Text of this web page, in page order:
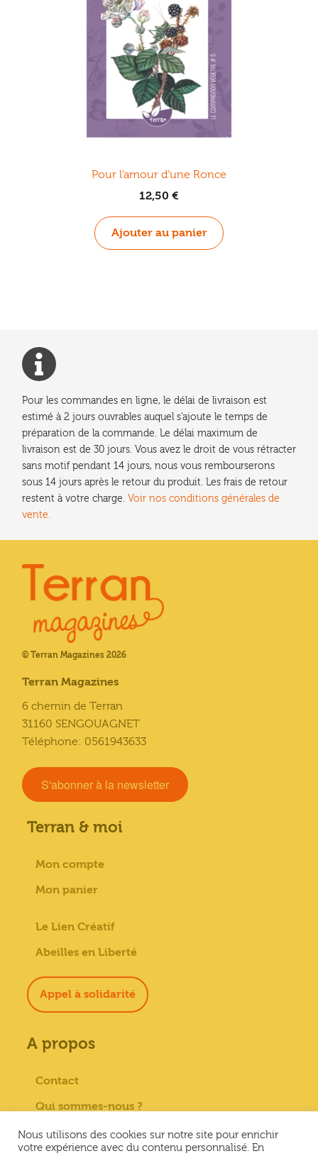
Pour l’amour d’une Ronce
12,50 €
Ajouter au panier
Pour les commandes en ligne, le délai de livraison est
estimé à 2 jours ouvrables auquel s'ajoute le temps de
préparation de la commande. Le délai maximum de
livraison est de 30 jours. Vous avez le droit de vous rétracter
sans motif pendant 14 jours, nous vous rembourserons
sous 14 jours après le retour du produit. Les frais de retour
restent à votre charge. Voir nos conditions générales de
vente.
© Terran Magazines 2026
Terran Magazines
6 chemin de Terran
31160 SENGOUAGNET
Téléphone: 0561943633
S'abonner à la newsletter
Terran & moi
Mon compte
Mon panier
Le Lien Créatif
Abeilles en Liberté
Appel à solidarité
A propos
Contact
Qui sommes-nous ?
Paiement sécurisé
Nous utilisons des cookies sur notre site pour enrichir
votre expérience avec du contenu personnalisé. En